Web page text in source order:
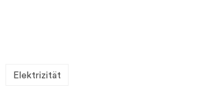
Elektrizität